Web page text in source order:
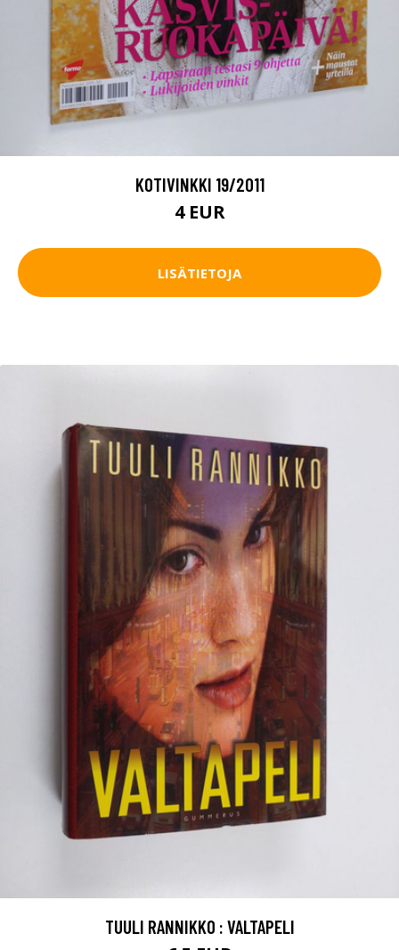
KOTIVINKKI 19/2011
4 EUR
LISÄTIETOJA
TUULI RANNIKKO : VALTAPELI